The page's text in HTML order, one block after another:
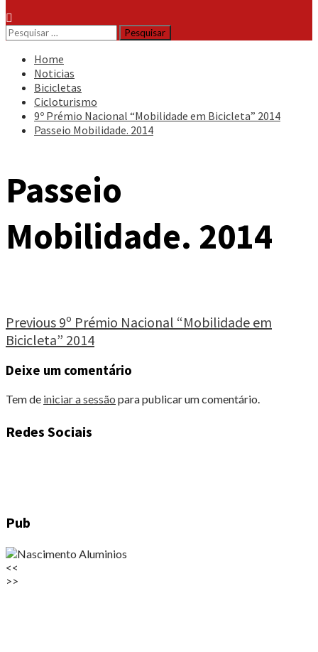
Pesquisar
por:
Home
Noticias
Bicicletas
Cicloturismo
9º Prémio Nacional “Mobilidade em Bicicleta” 2014
Passeio Mobilidade. 2014
Passeio
Mobilidade. 2014
Continue
Reading
Previous 9º Prémio Nacional “Mobilidade em
Bicicleta” 2014
Deixe um comentário
Tem de iniciar a sessão para publicar um comentário.
Redes Sociais
Pub
<<
>>